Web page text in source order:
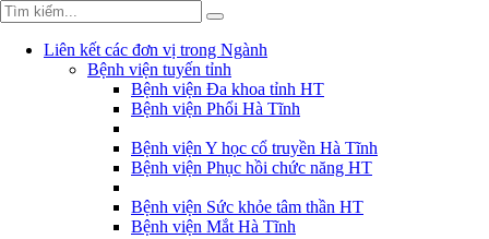
Liên kết các đơn vị trong Ngành
Bệnh viện tuyến tỉnh
Bệnh viện Đa khoa tỉnh HT
Bệnh viện Phổi Hà Tĩnh
Bệnh viện Y học cổ truyền Hà Tĩnh
Bệnh viện Phục hồi chức năng HT
Bệnh viện Sức khỏe tâm thần HT
Bệnh viện Mắt Hà Tĩnh